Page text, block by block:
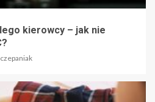
kierowcy – jak nie